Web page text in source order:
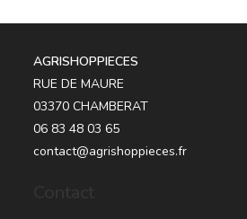
AGRISHOPPIECES
RUE DE MAURE
03370 CHAMBERAT
06 83 48 03 65
contact@agrishoppieces.fr